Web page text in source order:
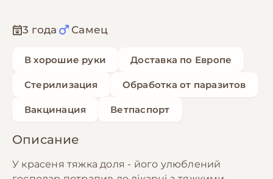
3 года Самец
В хорошие руки Доставка по Европе
Стерилизация Обработка от паразитов
Вакцинация Ветпаспорт
Описание
У красеня тяжка доля - його улюблений